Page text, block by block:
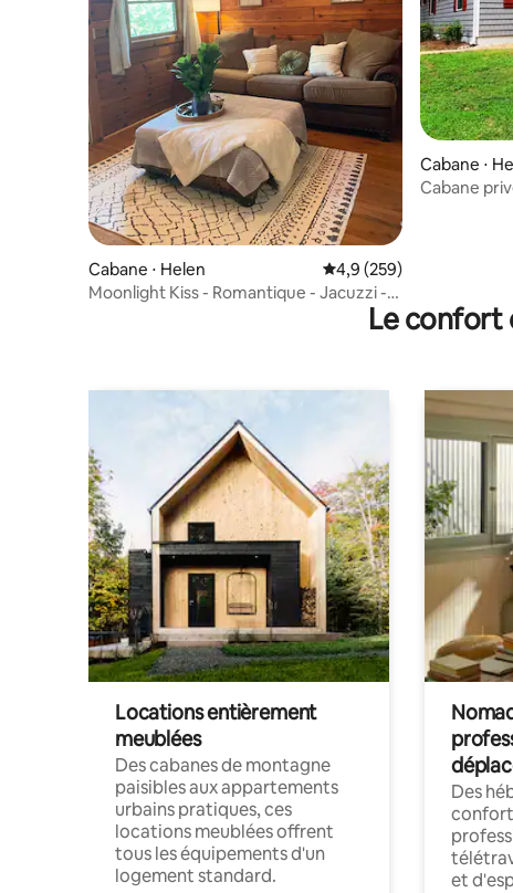
Cabane ⋅ Helen Évaluation moyenne sur
4,9 (259)
Moonlight Kiss - Romantique - Jacuzzi -
Cabane ⋅
Cabane
Le confort
Locations entièrement
meublées
Des cabanes de montagne
paisibles aux appartements
urbains pratiques, ces
locations meublées offrent
tous les équipements d'un
logement standard.
Des
et